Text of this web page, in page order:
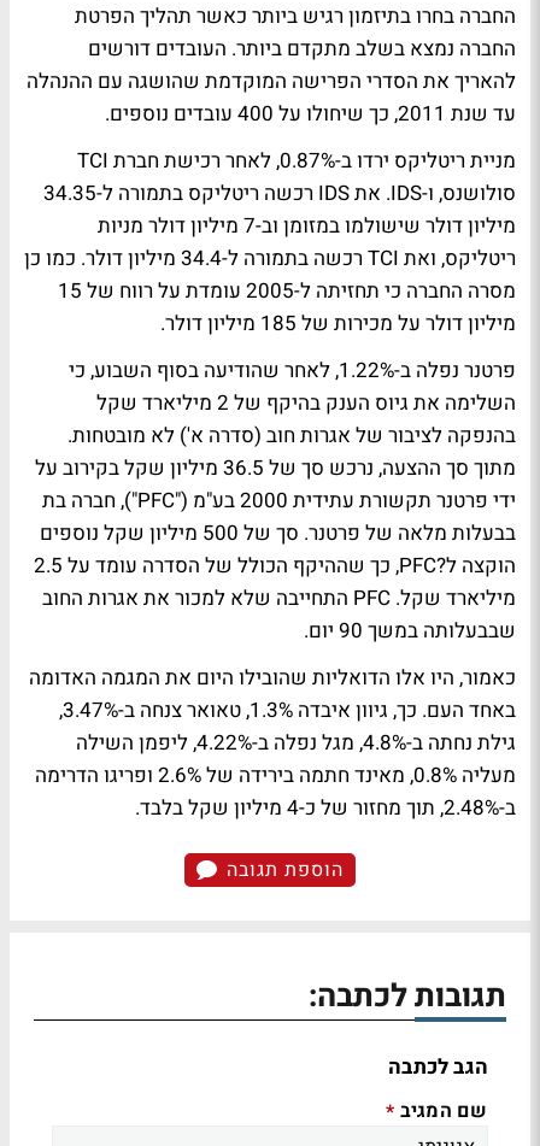
החברה בחרו בתיזמון רגיש ביותר כאשר תהליך הפרטת
החברה נמצא בשלב מתקדם ביותר. העובדים דורשים
להאריך את הסדרי הפרישה המוקדמת שהושגה עם ההנהלה
עד שנת 2011, כך שיחולו על 400 עובדים נוספים.
מניית ריטליקס ירדו ב-0.87%, לאחר רכישת חברת TCI
סולושנס, ו-IDS. את IDS רכשה ריטליקס בתמורה ל-34.35
מיליון דולר שישולמו במזומן וב-7 מיליון דולר מניות
ריטליקס, ואת TCI רכשה בתמורה ל-34.4 מיליון דולר. כמו כן
מסרה החברה כי תחזיתה ל-2005 עומדת על רווח של 15
מיליון דולר על מכירות של 185 מיליון דולר.
פרטנר נפלה ב-1.22%, לאחר שהודיעה בסוף השבוע, כי
השלימה את גיוס הענק בהיקף של 2 מיליארד שקל
בהנפקה לציבור של אגרות חוב (סדרה א') לא מובטחות.
מתוך סך ההצעה, נרכש סך של 36.5 מיליון שקל בקירוב על
ידי פרטנר תקשורת עתידית 2000 בע"מ ("PFC"), חברה בת
בבעלות מלאה של פרטנר. סך של 500 מיליון שקל נוספים
הוקצה ל?PFC, כך שההיקף הכולל של הסדרה עומד על 2.5
מיליארד שקל. PFC התחייבה שלא למכור את אגרות החוב
שבבעלותה במשך 90 יום.
כאמור, היו אלו הדואליות שהובילו היום את המגמה האדומה
באחד העם. כך, גיוון איבדה 1.3%, טאואר צנחה ב-3.47%,
גילת נחתה ב-4.8%, מגל נפלה ב-4.22%, ליפמן השילה
מעליה 0.8%, מאינד חתמה בירידה של 2.6% ופריגו הדרימה
ב-2.48%, תוך מחזור של כ-4 מיליון שקל בלבד.
הוספת תגובה
תגובות לכתבה:
הגב לכתבה
שם המגיב *